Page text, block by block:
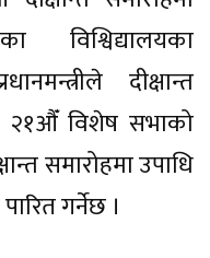
दीक्षान्त
२१औँं विशेष सभाको
समारोहमा उपाधि
गर्नेछ ।